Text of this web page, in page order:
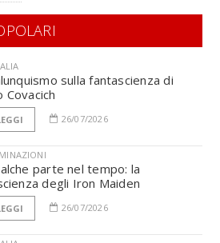
sulla fantascienza di
Covacich
26/07/2026
parte nel tempo: la
degli Iron Maiden
26/07/2026